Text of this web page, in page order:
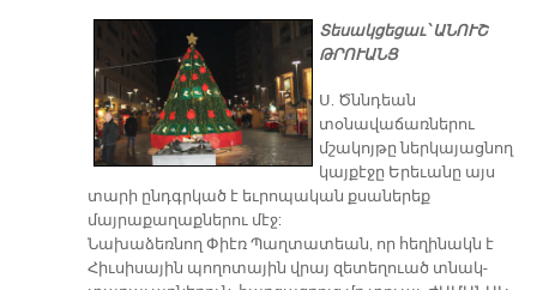
Տեսակցեցաւ՝ ԱՆՈՒՇ
ԹՐՈՒԱՆՑ
Ս. Ծննդեան
տօնավաճառներու
մշակոյթը ներկայացնող
կայքէջը Երեւանը այս
տարի ընդգրկած է եւրոպական քսաներեք
մայրաքաղաքներու մէջ:
Նախաձեռնող Փիէռ Պաղտատեան, որ հեղինակն է
Հիւսիսային պողոտային վրայ զետեղուած տնակ-